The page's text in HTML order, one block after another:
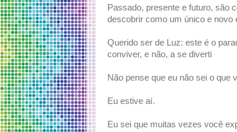
Passado, presente e futuro, são
descobrir como um único e novo
Querido ser de Luz: este é o
conviver, e não, a se diverti
Não pense que eu não sei o que
Eu estive aí.
Eu sei que muitas vezes você